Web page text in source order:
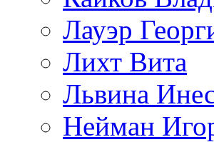
Лауэр
Лихт Вита
Львина
Нейман